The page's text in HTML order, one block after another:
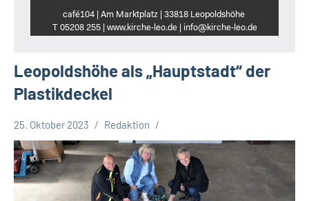
café104 | Am Marktplatz | 33818 Leopoldshöhe
T 05208 255 | www.kirche‑leo.de | info@kirche‑leo.de
Leopoldshöhe als „Hauptstadt“ der
Plastikdeckel
Thema
25. Oktober 2023 Redaktion